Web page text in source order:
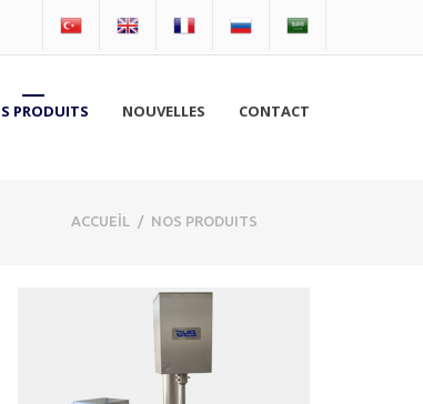
PRODUITS NOUVELLES CONTACT
ACCUEİL / NOS PRODUITS